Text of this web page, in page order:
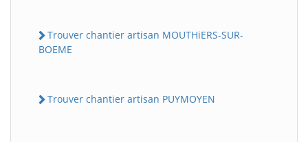
Trouver chantier artisan MOUTHiERS-SUR-
BOEME
Trouver chantier artisan PUYMOYEN